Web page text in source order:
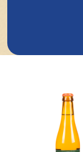
Sherry